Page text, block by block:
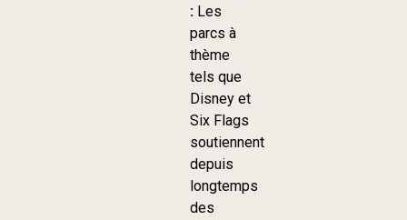
:Les
parcs à
thème
tels que
Disney et
Six Flags
soutiennent
depuis
longtemps
des